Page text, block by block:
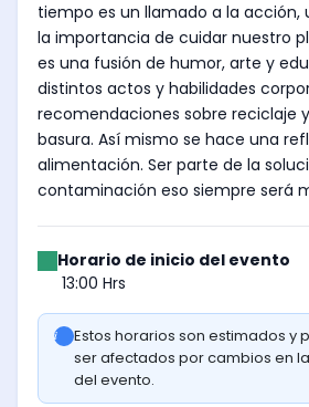
tiempo es un llamado a la acción,
la importancia de cuidar nuestro
es una fusión de humor, arte y
distintos actos y habilidades
recomendaciones sobre reciclaje
basura. Así mismo se hace una
alimentación. Ser parte de la
contaminación eso siempre será
Horario de inicio del evento
13:00 Hrs
Estos horarios son estimados y
ser afectados por cambios en
del evento.